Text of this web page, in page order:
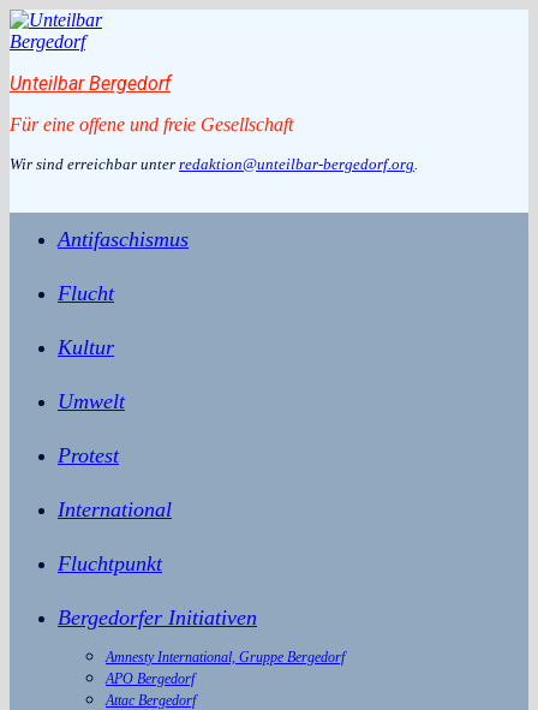
Zum
Inhalt
Unteilbar Bergedorf
Für eine offene und freie Gesellschaft
Wir sind erreichbar unter redaktion@unteilbar-bergedorf.org.
Antifaschismus
Flucht
Kultur
Umwelt
Protest
International
Fluchtpunkt
Bergedorfer Initiativen
Amnesty International, Gruppe Bergedorf
APO Bergedorf
Attac Bergedorf